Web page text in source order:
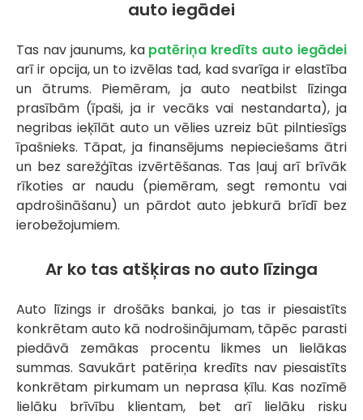
auto iegādei
Tas nav jaunums, ka patēriņa kredīts auto iegādei
arī ir opcija, un to izvēlas tad, kad svarīga ir elastība
un ātrums. Piemēram, ja auto neatbilst līzinga
prasībām (īpaši, ja ir vecāks vai nestandarta), ja
negribas ieķīlāt auto un vēlies uzreiz būt pilntiesīgs
īpašnieks. Tāpat, ja finansējums nepieciešams ātri
un bez sarežģītas izvērtēšanas. Tas ļauj arī brīvāk
rīkoties ar naudu (piemēram, segt remontu vai
apdrošināšanu) un pārdot auto jebkurā brīdī bez
ierobežojumiem.
Ar ko tas atšķiras no auto līzinga
Auto līzings ir drošāks bankai, jo tas ir piesaistīts
konkrētam auto kā nodrošinājumam, tāpēc parasti
piedāvā zemākas procentu likmes un lielākas
summas. Savukārt patēriņa kredīts nav piesaistīts
konkrētam pirkumam un neprasa ķīlu. Kas nozīmē
lielāku brīvību klientam, bet arī lielāku risku